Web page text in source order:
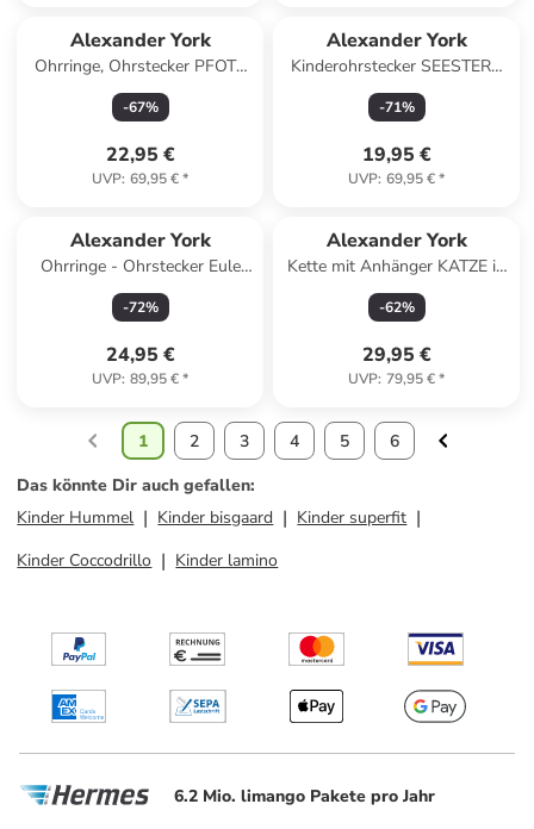
Alexander York
Ohrringe, Ohrstecker PFOTE
bunt dunkel in 925 Sterling
Silber
-67%
22,95 €
UVP: 69,95 €*
Alexander York
Kinderohrstecker SEESTERN
in 925 Sterling Silber, 2-tlg.
-71%
19,95 €
UVP: 69,95 €*
Alexander York
Ohrringe - Ohrstecker Eule
mit Kristall weiß in 925 Silber
- 2-tlg.
-72%
24,95 €
UVP: 89,95 €*
Alexander York
Kette mit Anhänger KATZE in
Gold aus 925 Sterling Silber,
2-tlg. in gold
-62%
29,95 €
UVP: 79,95 €*
1 2 3 4 5
6
Das könnte Dir auch gefallen:
Kinder Hummel
Kinder bisgaard
Kinder superfit
Kinder Coccodrillo
Kinder lamino
6.2 Mio. limango Pakete pro Jahr